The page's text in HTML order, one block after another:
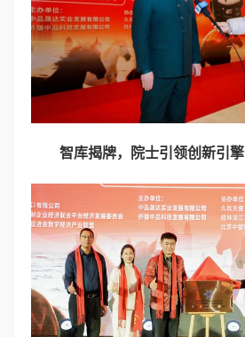
智库揭牌，院士引领创新引擎